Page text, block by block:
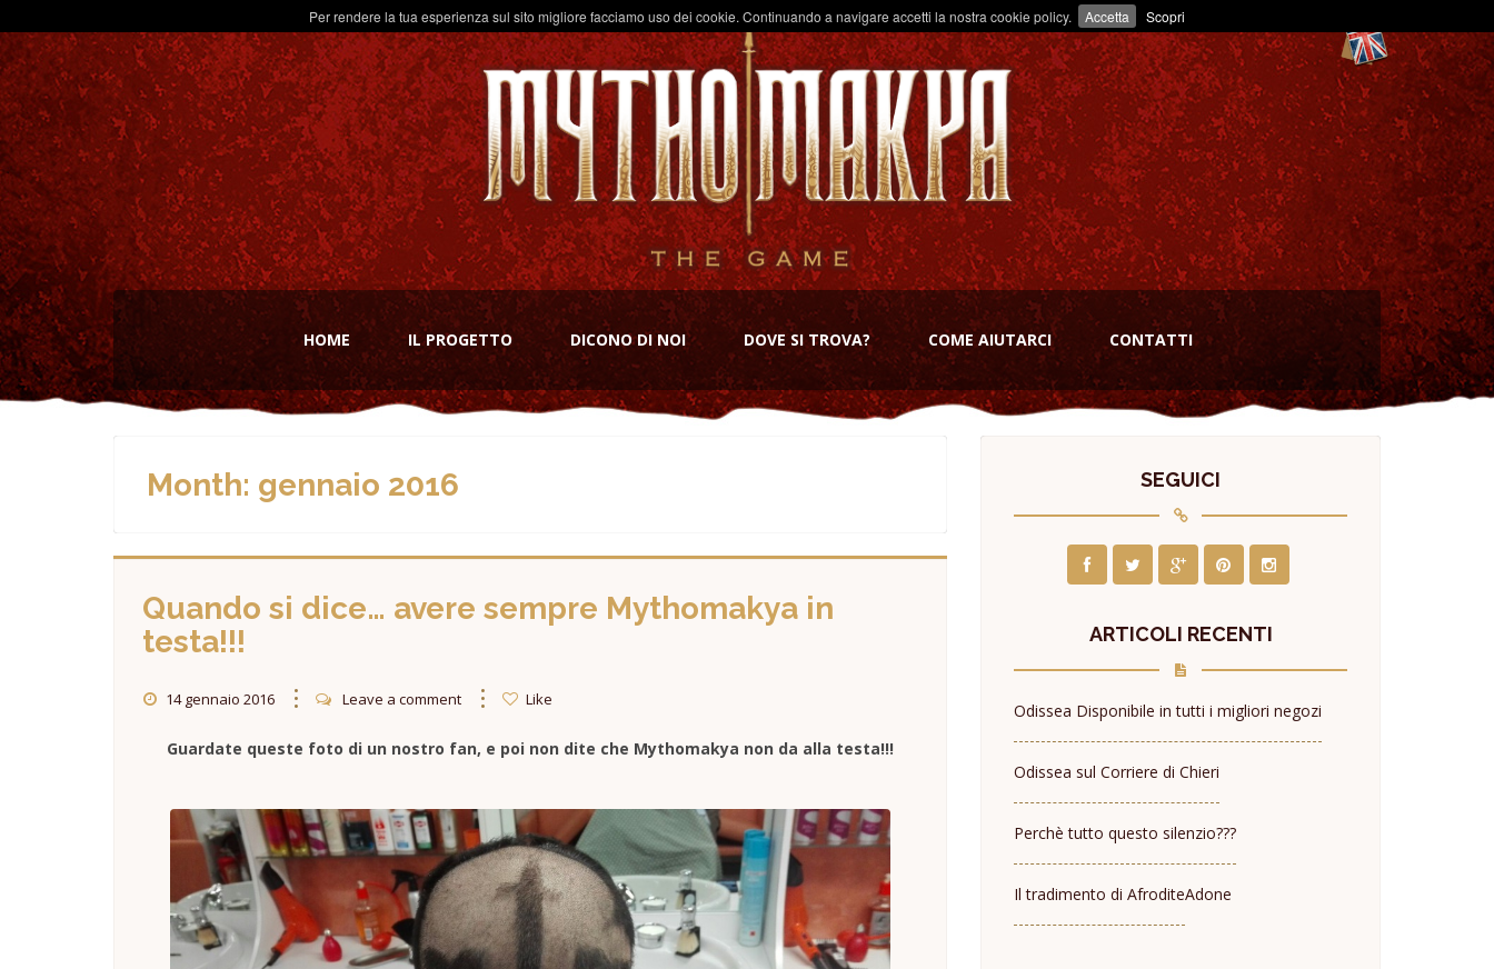
Per rendere la tua esperienza sul sito migliore facciamo uso dei cookie. Continuando a navigare accetti la nostra cookie policy. Accetta Scopri
HOME IL PROGETTO DICONO DI NOI DOVE SI TROVA? COME AIUTARCI CONTATTI
Month: gennaio 2016
Quando si dice… avere sempre Mythomakya in
testa!!!
14 gennaio 2016 Leave a comment Like
Guardate queste foto di un nostro fan, e poi non dite che Mythomakya non da alla testa!!!
SEGUICI
ARTICOLI RECENTI
Odissea Disponibile in tutti i migliori negozi
Odissea sul Corriere di Chieri
Perchè tutto questo silenzio???
Il tradimento di AfroditeAdone